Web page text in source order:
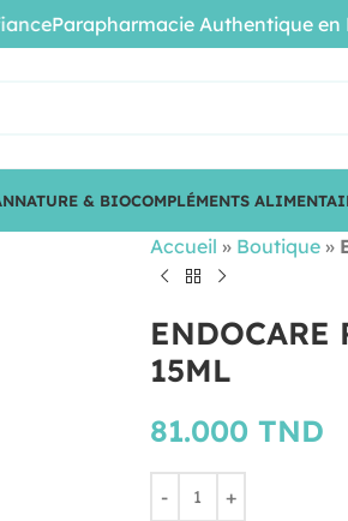
NATURE & BIOCOMPLÉMENTS
Accueil » Boutique»
ENDOCARE
15ML
81.000 TND
Parapharmacie Authentique en